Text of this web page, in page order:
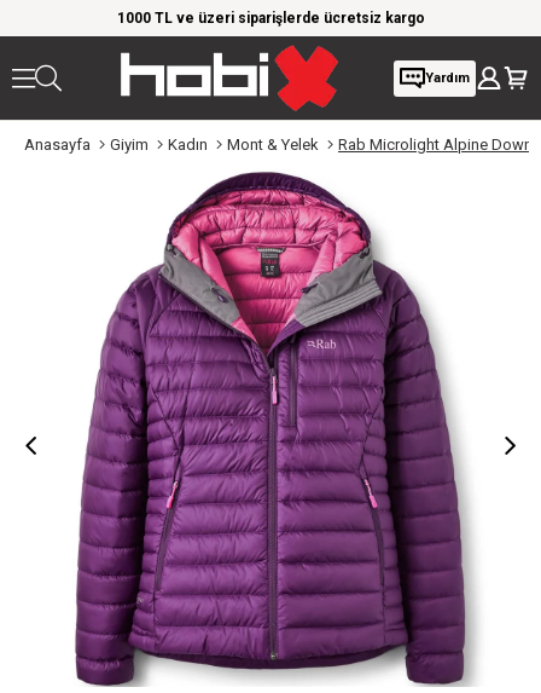
ve üzeri siparişlerde ücretsiz kargo Giyim Ürünlerinde
Yardım
Anasayfa Giyim Kadın Mont & Yelek Rab Microlight Alpine Down